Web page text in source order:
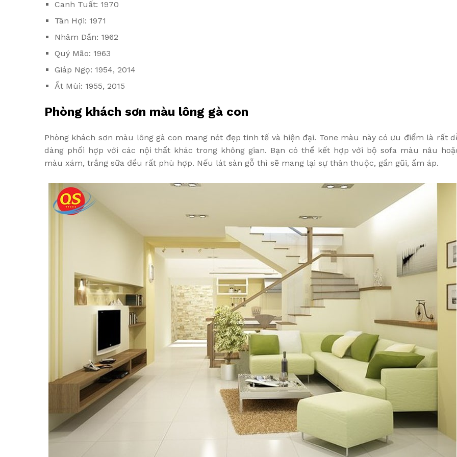
Canh Tuất: 1970
Tân Hợi: 1971
Nhâm Dần: 1962
Quý Mão: 1963
Giáp Ngọ: 1954, 2014
Ất Mùi: 1955, 2015
Phòng khách sơn màu lông gà con
Phòng khách sơn màu lông gà con mang nét đẹp tinh tế và hiện đại. Tone màu này có ưu điểm là rất
dàng phối hợp với các nội thất khác trong không gian. Bạn có thể kết hợp với bộ sofa màu nâu
màu xám, trắng sữa đều rất phù hợp. Nếu lát sàn gỗ thì sẽ mang lại sự thân thuộc, gần gũi, ấm áp.